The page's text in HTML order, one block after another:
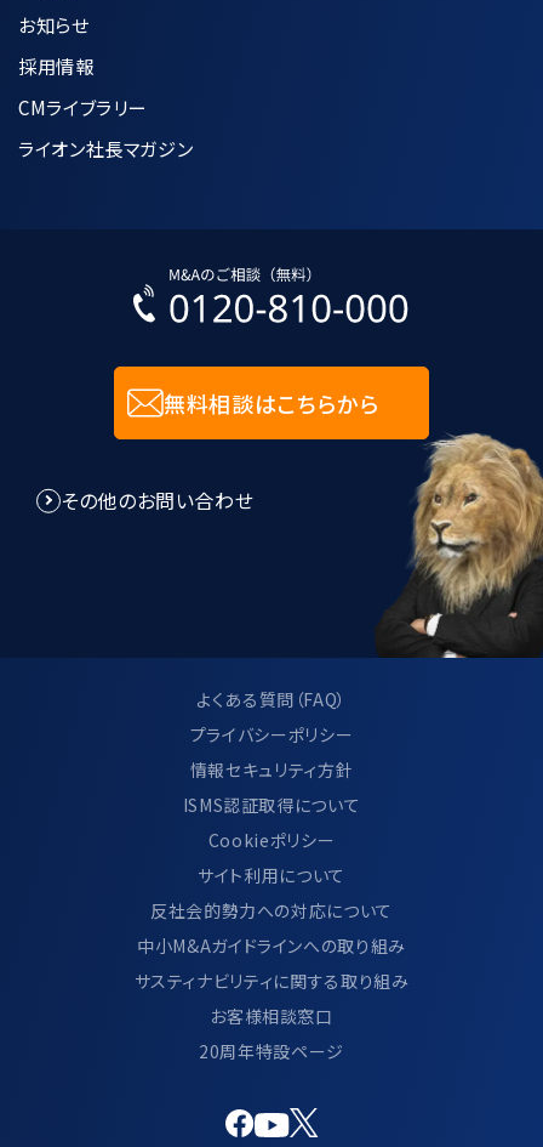
必要な範囲内で正確かつ最新の状態に
保つように努めます。
壊、改竄及び漏洩などを防止するために
入力された個人情報に関しては、SSL技
8.個人情報管理規程に関して
当社は、個人情報管理規程を制定し、個
人情報に関する法令及びその他の規範に
適合させ、これらを遵守いたします。
当社は、個人情報管理規程の見直し及び
改善を継続的に行います。
9.サイト利用について
当サイトのご利用方法につきましては、別
ページ「 サイトのご利用について」に記載し
ております。
https://www.ma-cp.com/terms-of-
10.通話録音について
お知らせ
採用情報
CMライブラリー
ライオン社長マガジン
無料相談はこちらから
その他のお問い合わせ
よくある質問（FAQ）
プライバシーポリシー
情報セキュリティ方針
ISMS認証取得について
Cookieポリシー
サイト利用について
反社会的勢力への対応について
中小M&Aガイドラインへの取り組み
サスティナビリティに関する取り組み
お客様相談窓口
20周年特設ページ